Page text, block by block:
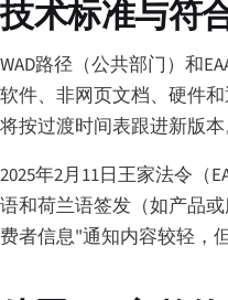
技术标准与符
WAD路径（公共部门）和
软件、非网页文档、硬件和
将按过渡时间表跟进新版本
2025年2月11日王家法令
语和荷兰语签发（如产品或
费者信息"通知内容较轻，